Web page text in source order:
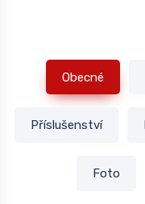
Obecné
Příslušenství
Foto